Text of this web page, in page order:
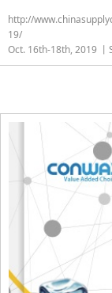
http://
19/
Oct. 16th-18th, 2019